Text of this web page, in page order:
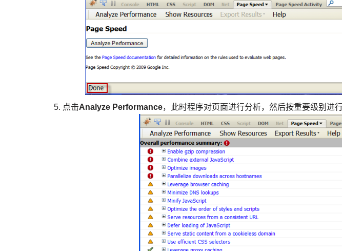
点击Analyze Performance，此时程序对页面进行分析，然后按重要级别进行